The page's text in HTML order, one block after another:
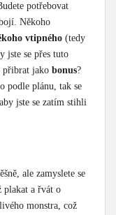
potřebovat
Někoho
vtipného (tedy
jste se přes tuto
přibrat jako bonus?
podle plánu, tak se
jste se zatím stihli
ale zamyslete se
plakat a řvát o
monstra, což